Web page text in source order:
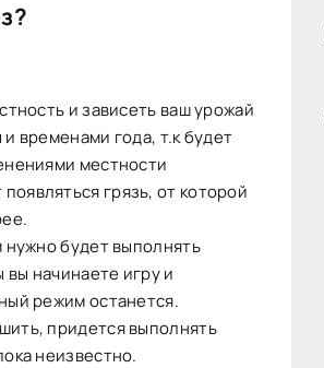
и зависеть ваш урожай
временами года, т.к будет
местности
грязь, от которой
нужно будет выполнять
вы начинаете игру и
режим останется.
придется выполнять
неизвестно.